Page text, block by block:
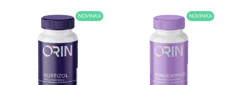
NOVINKA NOVINKA